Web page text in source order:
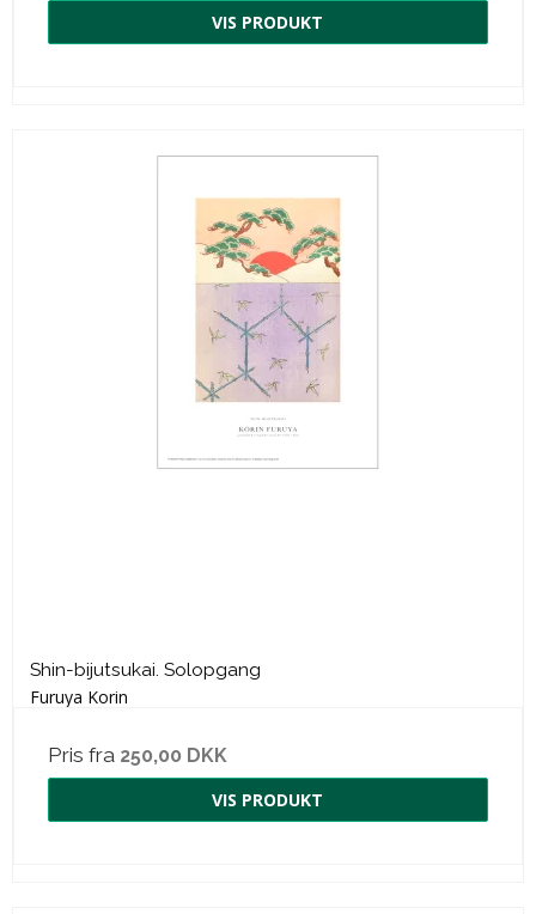
VIS PRODUKT
Shin-bijutsukai. Solopgang
Furuya Korin
Pris fra 250,00 DKK
VIS PRODUKT